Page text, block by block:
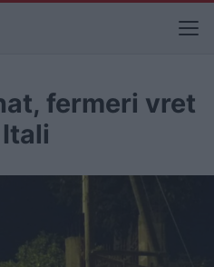
fermeri vret